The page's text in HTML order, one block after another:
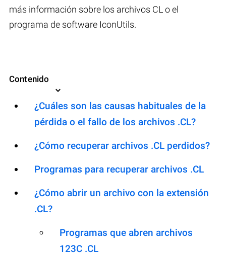
más información sobre los archivos CL o el
programa de software IconUtils.
Contenido
¿Cuáles son las causas habituales de la
pérdida o el fallo de los archivos .CL?
¿Cómo recuperar archivos .CL perdidos?
Programas para recuperar archivos .CL
¿Cómo abrir un archivo con la extensión
.CL?
Programas que abren archivos
123C .CL